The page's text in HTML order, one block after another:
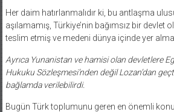
Her daim hatırlanmalıdır ki, bu antlaşma
aşılamamış, Türkiye’nin bağımsız bir devlet
teslim etmiş ve medeni dünya içinde yer
Ayrıca Yunanistan ve hamisi olan devletlere
Hukuku Sözleşmesi’nden değil Lozan’dan
bağlamda verilebilirdi.
Bugün Türk toplumunu geren en önemli konu